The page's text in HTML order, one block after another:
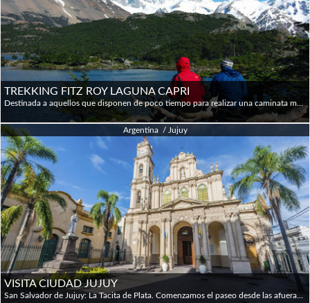
TREKKING FITZ ROY LAGUNA CAPRI
Destinada a aquellos que disponen de poco tiempo para realizar una caminata más larga, en este trekking llegaremos al primer Mirador al Cerro Fitz Roy. Se parte desde el sendero al final del pueblo, que comienza con una pendiente un tanto empinada, que se continúa durante 1.30 h y ascendiendo unos 350m para acceder al primer mirador. Desde allí se obtiene la primera y espectacular vista del Cerro Fitz Roy, flanqueado por las agujas Poicenot, Saint Exupéry, Mermoz y Guillaumet. Luego de 15 minutos se arriba al primer campamento de montaña base (Montaña Capri) y la laguna homónima, con vistas a montañas, bosques y al cerro Fitz Roy.
Argentina / Jujuy
VISITA CIUDAD JUJUY
San Salvador de Jujuy: La Tacita de Plata. Comenzamos el paseo desde las afueras de la ciudad al Cristo de la Hermandad para tener una vista panorámica y comprender mejor su distribución y emplazamiento. Luego recorremos la casa de Gobierno con el Salón de la Bandera. Las estatuas de de Lola Mora alrededor del Palacio, Plaza Belgrano, Cabildo y Museo Histórico Policial. Despuesp de ver la Catedral seguimos por la calle Belgrano hasta la Iglesia San Francisco, visitamos el Museo Lavalle, el Museo Arqueológico (opcional) y el centenario Teatro Mitre. El resto del tiempo lo disponemos para recorrer el Paseo de los Artesanos, contiguo a la Vieja Estación.